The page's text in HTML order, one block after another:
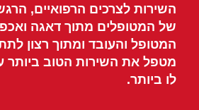
השירות לצרכים הרפואיים,
של המטופלים מתוך דאגה
המטופל והעובד ומתוך רצון
מטפל את השירות הטוב ביותר
לו ביותר.